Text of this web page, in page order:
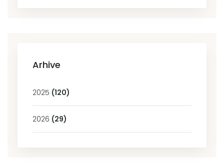
Arhive
2025 (120)
2026 (29)